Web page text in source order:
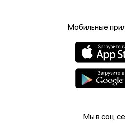
Мобильные
Мы в